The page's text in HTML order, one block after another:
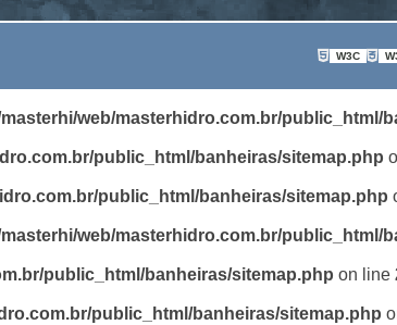
W3C
web/masterhidro.com.br/public_html/
public_html/banheiras/sitemap.php
public_html/banheiras/sitemap.php
web/masterhidro.com.br/public_html/
public_html/banheiras/sitemap.php on line
public_html/banheiras/sitemap.php